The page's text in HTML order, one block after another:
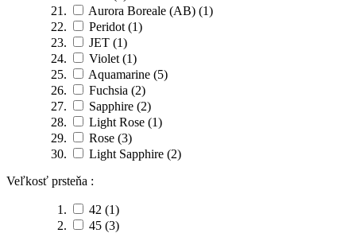
Aurora Boreale (AB) (1)
Peridot (1)
JET (1)
Violet (1)
Aquamarine (5)
Fuchsia (2)
Sapphire (2)
Light Rose (1)
Rose (3)
Light Sapphire (2)
Veľkosť prsteňa :
42 (1)
45 (3)